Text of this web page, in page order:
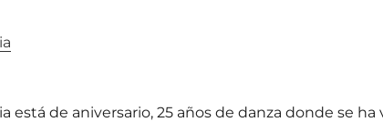
está de aniversario, 25 años de danza donde se